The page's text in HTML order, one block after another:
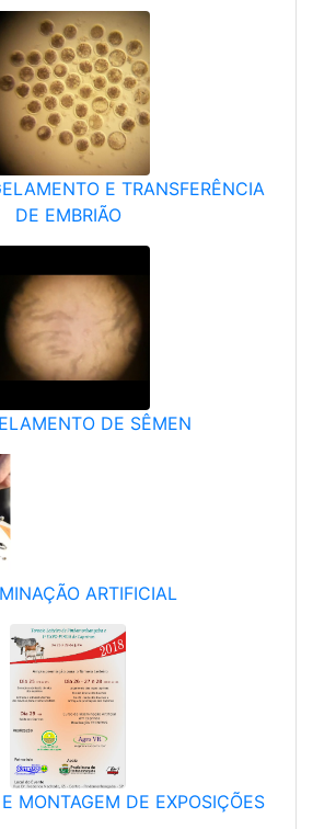
E TRANSFERÊNCIA
DE EMBRIÃO
DE SÊMEN
ARTIFICIAL
MONTAGEM DE EXPOSIÇÕES